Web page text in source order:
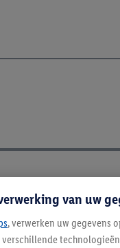
van uw
, verwerken uw gegevens